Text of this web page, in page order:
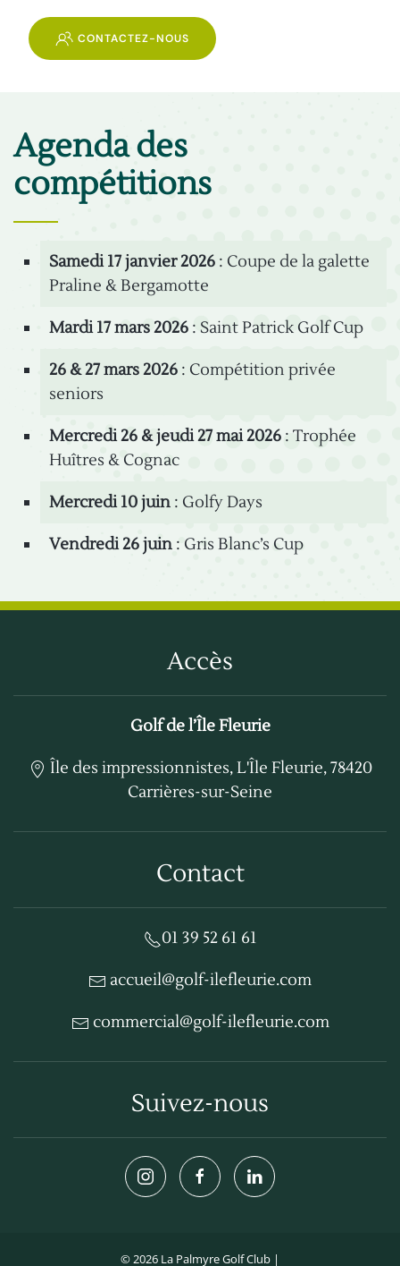
CONTACTEZ-NOUS
Agenda des
compétitions
Samedi 17 janvier 2026 : Coupe de la galette
Praline & Bergamotte
Mardi 17 mars 2026 : Saint Patrick Golf Cup
26 & 27 mars 2026 : Compétition privée
seniors
Mercredi 26 & jeudi 27 mai 2026 : Trophée
Huîtres & Cognac
Mercredi 10 juin : Golfy Days
Vendredi 26 juin : Gris Blanc’s Cup
Accès
Golf de l’Île Fleurie
Île des impressionnistes, L'Île Fleurie, 78420
Carrières-sur-Seine
Contact
01 39 52 61 61
accueil@golf-ilefleurie.com
commercial@golf-ilefleurie.com
Suivez-nous
©2026 La Palmyre Golf Club |